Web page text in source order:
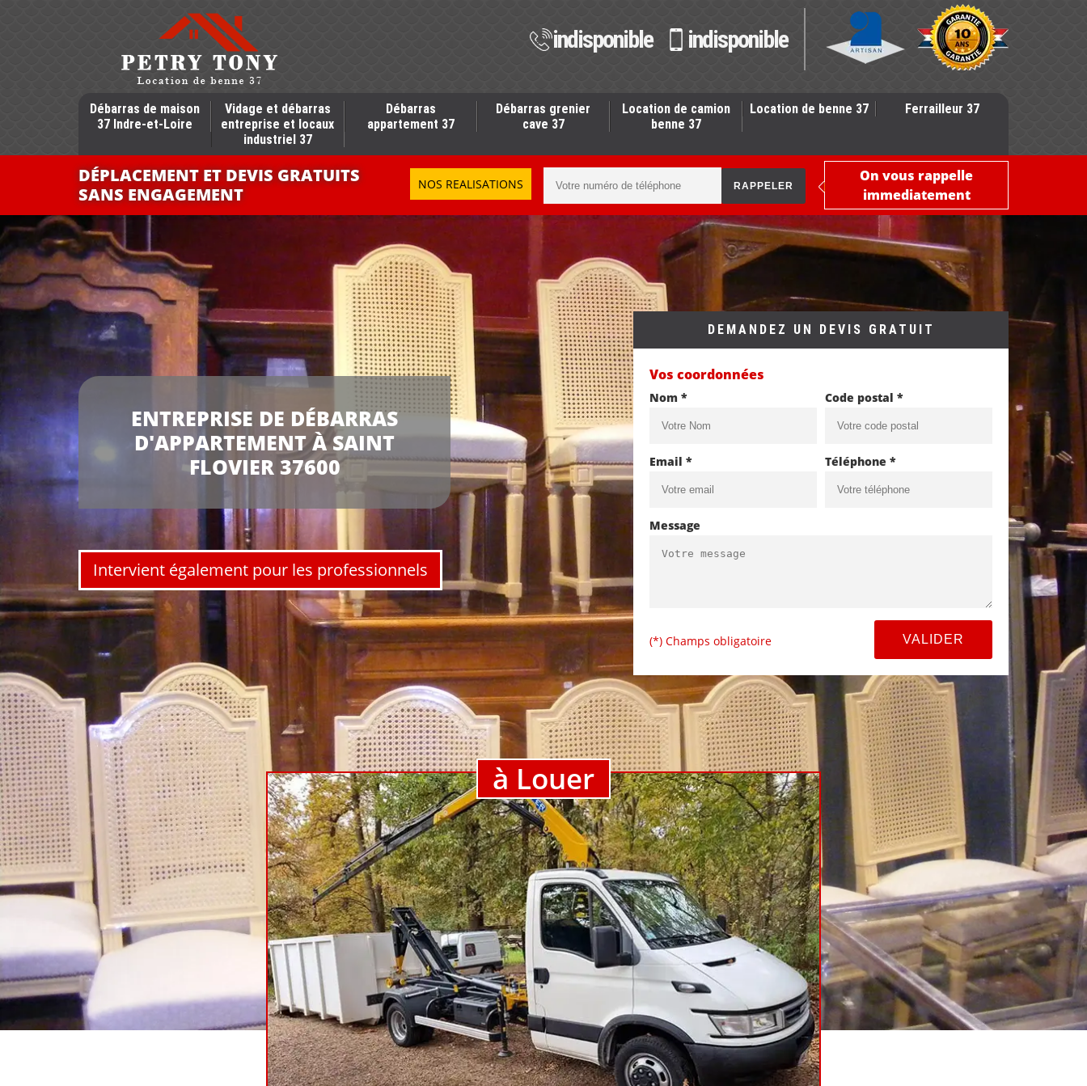
indisponible indisponible
Débarras de maison
37 Indre-et-Loire
Vidage et débarras
entreprise et locaux
industriel 37
Débarras
appartement 37
Débarras grenier
cave 37
Location de camion
benne 37
Location de benne 37 Ferrailleur 37
DÉPLACEMENT ET DEVIS GRATUITS
SANS ENGAGEMENT
NOS REALISATIONS
On vous rappelle
immediatement
ENTREPRISE DE DÉBARRAS
D'APPARTEMENT À SAINT
FLOVIER 37600
Intervient également pour les professionnels
DEMANDEZ UN DEVIS GRATUIT
Vos coordonnées
Nom * Code postal *
Email * Téléphone *
Message
(*) Champs obligatoire
à Louer